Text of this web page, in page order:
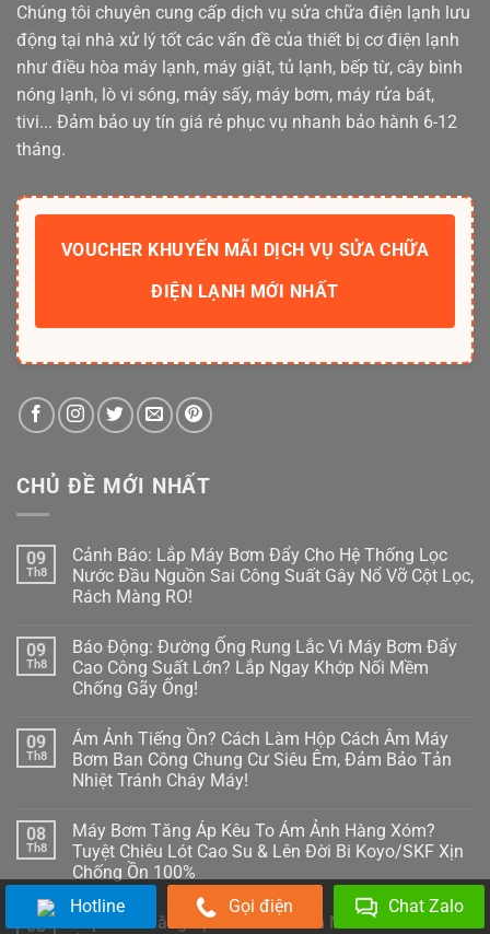
Chúng tôi chuyên cung cấp dịch vụ sửa chữa điện lạnh lưu
động tại nhà xử lý tốt các vấn đề của thiết bị cơ điện lạnh
như điều hòa máy lạnh, máy giặt, tủ lạnh, bếp từ, cây bình
nóng lạnh, lò vi sóng, máy sấy, máy bơm, máy rửa bát,
tivi... Đảm bảo uy tín giá rẻ phục vụ nhanh bảo hành 6-12
tháng.
VOUCHER KHUYẾN MÃI DỊCH VỤ SỬA CHỮA
ĐIỆN LẠNH MỚI NHẤT
CHỦ ĐỀ MỚI NHẤT
09
Th8
Cảnh Báo: Lắp Máy Bơm Đẩy Cho Hệ Thống Lọc
Nước Đầu Nguồn Sai Công Suất Gây Nổ Vỡ Cột Lọc,
Rách Màng RO!
bình
luận
ở
Cảnh
Máy
Bơm
Đẩy
Cho
Hệ
Nước
Đầu
Nguồn
Sai
Công
Suất
Gây
Nổ
09
Th8
Báo Động: Đường Ống Rung Lắc Vì Máy Bơm Đẩy
Cao Công Suất Lớn? Lắp Ngay Khớp Nối Mềm
Chống Gãy Ống!
có
bình
luận
ở
Báo
Ống
Rung
Lắc
Vì
Máy
Đẩy
09
Th8
Ám Ảnh Tiếng Ồn? Cách Làm Hộp Cách Âm Máy
Bơm Ban Công Chung Cư Siêu Êm, Đảm Bảo Tản
Nhiệt Tránh Cháy Máy!
bình
luận
Ám
Ảnh
Tiếng
Ồn?
Cách
08
Th8
Máy Bơm Tăng Áp Kêu To Ám Ảnh Hàng Xóm?
Tuyệt Chiêu Lót Cao Su & Lên Đời Bi Koyo/SKF Xịn
Chống Ồn 100%
có
08
Lắp Bơm Tăng Áp Sai Cách Làm Nứt Vỡ Bình Bảo
Hotline Gọi điện Chat Zalo